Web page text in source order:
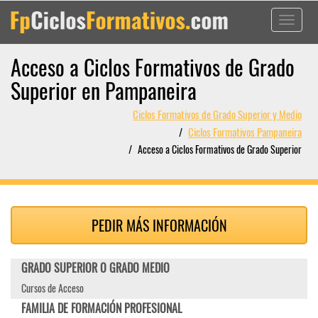
Toggle
Acceso a Ciclos Formativos de Grado
Superior en Pampaneira
Ciclos Formativos de Grado Superior y Medio
Ciclos Formativos Pampaneira
Acceso a Ciclos Formativos de Grado Superior
PEDIR MÁS INFORMACIÓN
GRADO SUPERIOR O GRADO MEDIO
Cursos de Acceso
FAMILIA DE FORMACIÓN PROFESIONAL